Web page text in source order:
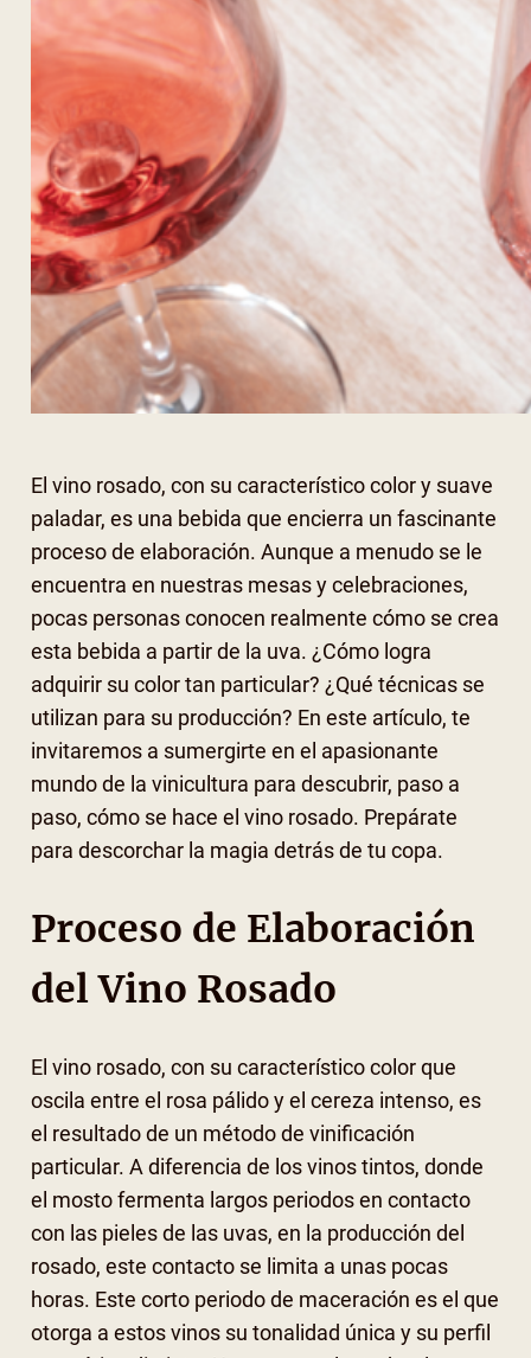
El vino rosado, con su característico color y suave
paladar, es una bebida que encierra un fascinante
proceso de elaboración. Aunque a menudo se le
encuentra en nuestras mesas y celebraciones,
pocas personas conocen realmente cómo se crea
esta bebida a partir de la uva. ¿Cómo logra
adquirir su color tan particular? ¿Qué técnicas se
utilizan para su producción? En este artículo, te
invitaremos a sumergirte en el apasionante
mundo de la vinicultura para descubrir, paso a
paso, cómo se hace el vino rosado. Prepárate
para descorchar la magia detrás de tu copa.
Proceso de Elaboración
del Vino Rosado
El vino rosado, con su característico color que
oscila entre el rosa pálido y el cereza intenso, es
el resultado de un método de vinificación
particular. A diferencia de los vinos tintos, donde
el mosto fermenta largos periodos en contacto
con las pieles de las uvas, en la producción del
rosado, este contacto se limita a unas pocas
horas. Este corto periodo de maceración es el que
otorga a estos vinos su tonalidad única y su perfil